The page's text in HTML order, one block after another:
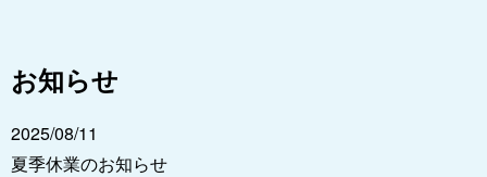
お知らせ
2025/08/11
夏季休業のお知らせ